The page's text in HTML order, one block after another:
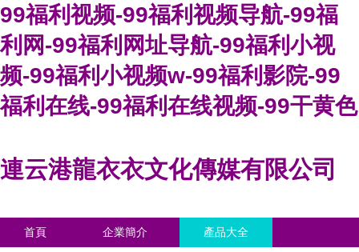
99福利视频-99福利视频导航-99福
利网-99福利网址导航-99福利小视
频-99福利小视频w-99福利影院-99
福利在线-99福利在线视频-99干黄色
連云港龍衣衣文化傳媒有限公司
首頁 企業簡介 產品大全